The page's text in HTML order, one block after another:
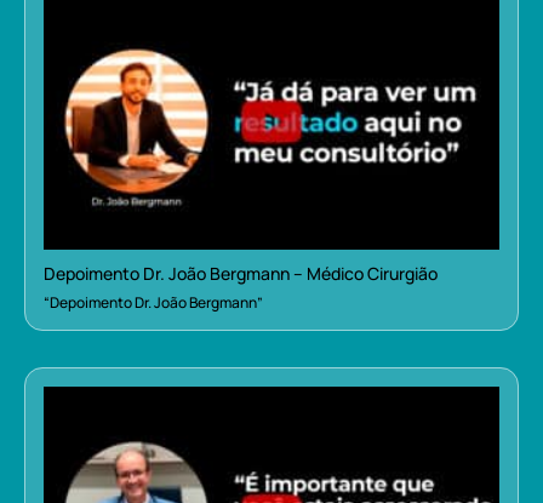
Depoimento Dr. João Bergmann – Médico Cirurgião
“Depoimento Dr. João Bergmann”